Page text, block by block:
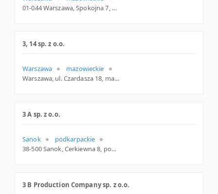
01-044 Warszawa, Spokojna 7, mazowieckie
3, 14 sp. z o.o.
Warszawa
mazowieckie
Warszawa, ul. Czardasza 18, mazowieckie
3 A sp. z o.o.
Sanok
podkarpackie
38-500 Sanok, Cerkiewna 8, podkarpackie
3 B Production Company sp. z o.o.